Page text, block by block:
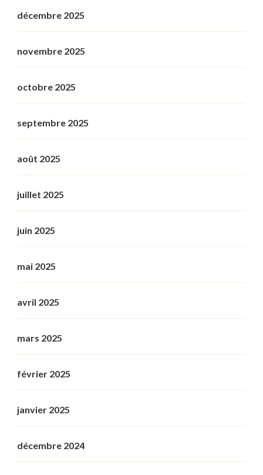
décembre 2025
novembre 2025
octobre 2025
septembre 2025
août 2025
juillet 2025
juin 2025
mai 2025
avril 2025
mars 2025
février 2025
janvier 2025
décembre 2024